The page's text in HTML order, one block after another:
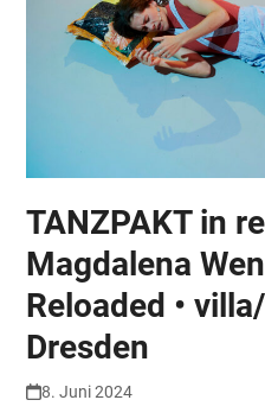
TANZPAKT in
Magdalena
Reloaded •
Dresden
8. Juni 2024